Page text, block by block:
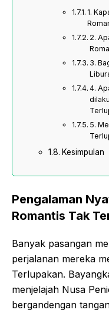
1.
2.
3.
4.
5.
Kesimpulan
Pengalaman
Romantis Tak
Banyak pasangan
perjalanan mereka
Terlupakan.
menjelajah Nusa
bergandengan